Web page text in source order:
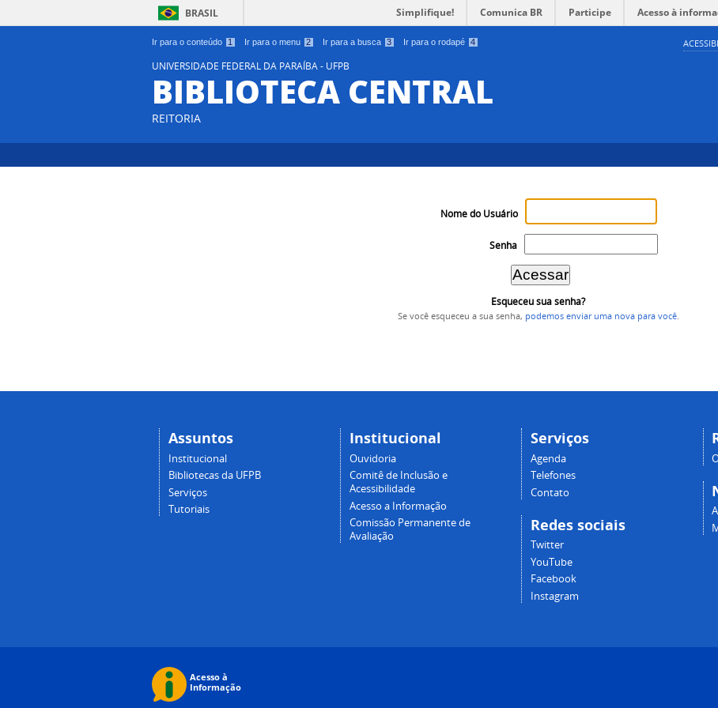
Ir para o conteúdo 1 Ir para o menu 2 Ir para a busca 3 Ir para o rodapé 4
BRASIL Simplifique! Comunica BR Participe Acesso à
UNIVERSIDADE FEDERAL DA PARAÍBA - UFPB
BIBLIOTECA CENTRAL
REITORIA
Nome do Usuário
Senha
Esqueceu sua senha?
Se você esqueceu a sua senha, podemos enviar uma nova para você.
Assuntos
Institucional
Bibliotecas da UFPB
Serviços
Tutoriais
Institucional
Ouvidoria
Comitê de Inclusão e
Acessibilidade
Acesso a Informação
Comissão Permanente de
Avaliação
Serviços
Agenda
Telefones
Contato
Redes sociais
Twitter
YouTube
Facebook
Instagram